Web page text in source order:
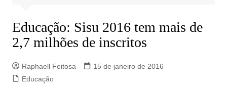
Educação: Sisu 2016 tem mais de
2,7 milhões de inscritos
Raphaell Feitosa
15 de janeiro de 2016
Educação